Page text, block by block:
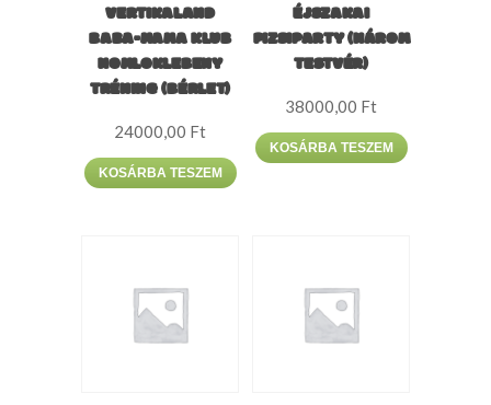
VERTIKALAND
BABA-MAMA KLUB
HOMLOKLEBENY
TRÉNING (BÉRLET)
24000,00 Ft
KOSÁRBA TESZEM
ÉJSZAKAI
PIZSIPARTY (HÁROM
TESTVÉR)
38000,00 Ft
KOSÁRBA TESZEM